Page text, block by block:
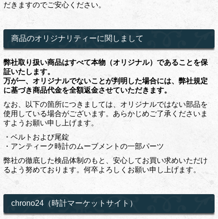
だきますのでご安心ください。
商品のオリジナリティーに関しまして
弊社取り扱い商品はすべて本物（オリジナル）であることを保
証いたします。
万が一、オリジナルでないことが判明した場合には、弊社規定
に基づき商品代金を全額返金させていただきます。
なお、以下の箇所につきましては、オリジナルではない部品を
使用している場合がございます。あらかじめご了承くださいま
すようお願い申し上げます。
・ベルトおよび尾錠
・アンティーク時計のムーブメントの一部パーツ
弊社の徹底した検品体制のもと、安心してお買い求めいただけ
るよう努めております。何卒よろしくお願い申し上げます。
chrono24（時計マーケットサイト）